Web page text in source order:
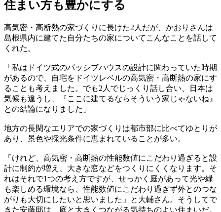
住まい方も豊かにする
高気密・高断熱の家づくりに長けた2人だが、かおりさんは
島根県内に建てた自分たちの家についてこんなことを話して
くれた。
「私はドイツ式のパッシブハウスの設計に関わっていた時期
があるので、自宅をドイツレベルの高気密・高断熱の家にす
ることも考えました。でも2人でじっくり話し合い、日本は
気候も違うし、『ここに建てるならそういう家じゃないね』
との結論になりました」
地方の長閑なエリアでの家づくりは都市部に比べてゆとりが
あり、景色や採光条件に恵まれていることが多い。
「けれど、高気密・高断熱の性能数値にこだわり過ぎると設
計に制約が増え、大きな窓などをつくりにくくなります。そ
れはそれで1つの考え方ですが、せっかく庭があって光や緑
も楽しめる環境なら、性能数値にこだわり過ぎず外とのつな
がりも大切にしたいと思いました」と大輔さん。そうしてで
きた安藤邸は、庭と大きくつながる気持ちのよい住まいだ。